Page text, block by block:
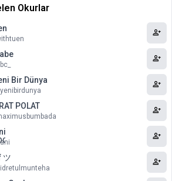
Okurlar
person_add
person_add
Bir Dünya person_add
POLAT person_add
person_add
ツ person_add